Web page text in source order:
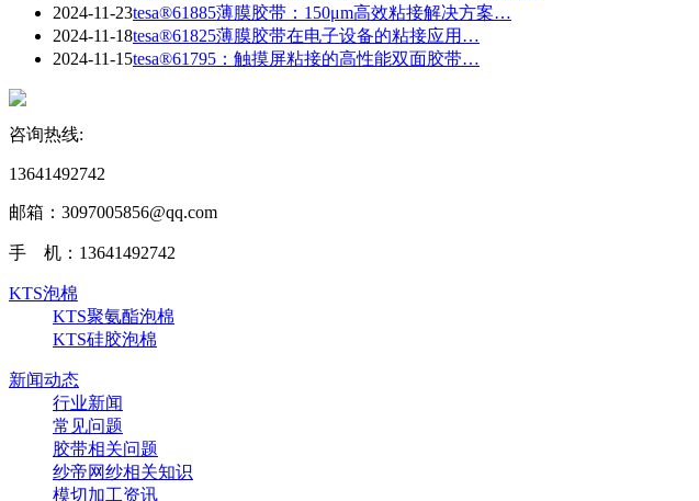
2024-11-23​tesa®61885薄膜胶带：150μm高效粘接解决方案…
2024-11-18tesa®61825薄膜胶带在电子设备的粘接应用…
2024-11-15tesa®61795：触摸屏粘接的高性能双面胶带…
咨询热线:
13641492742
邮箱：3097005856@qq.com‬
手 机：13641492742
KTS泡棉
KTS聚氨酯泡棉
KTS硅胶泡棉
新闻动态
行业新闻
常见问题
胶带相关问题
纱帝网纱相关知识
模切加工资讯